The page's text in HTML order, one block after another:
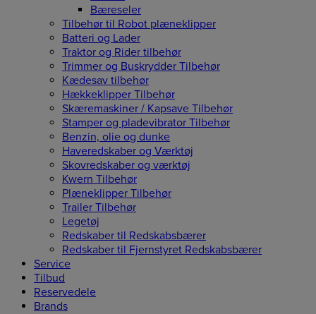
Bæreseler
Tilbehør til Robot plæneklipper
Batteri og Lader
Traktor og Rider tilbehør
Trimmer og Buskrydder Tilbehør
Kædesav tilbehør
Hækkeklipper Tilbehør
Skæremaskiner / Kapsave Tilbehør
Stamper og pladevibrator Tilbehør
Benzin, olie og dunke
Haveredskaber og Værktøj
Skovredskaber og værktøj
Kwern Tilbehør
Plæneklipper Tilbehør
Trailer Tilbehør
Legetøj
Redskaber til Redskabsbærer
Redskaber til Fjernstyret Redskabsbærer
Service
Tilbud
Reservedele
Brands